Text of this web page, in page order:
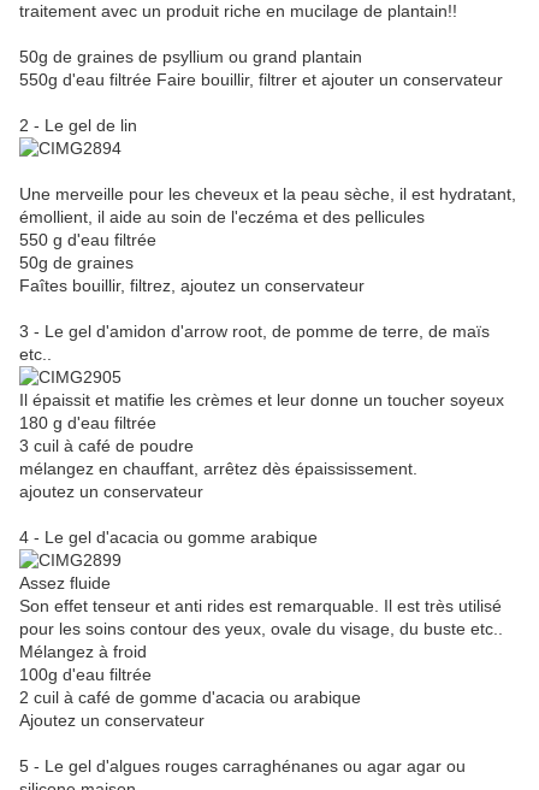
traitement avec un produit riche en mucilage de plantain!!
50g de graines de psyllium ou grand plantain
550g d'eau filtrée Faire bouillir, filtrer et ajouter un conservateur
2 - Le gel de lin
Une merveille pour les cheveux et la peau sèche, il est hydratant,
émollient, il aide au soin de l'eczéma et des pellicules
550 g d'eau filtrée
50g de graines
Faîtes bouillir, filtrez, ajoutez un conservateur
3 - Le gel d'amidon d'arrow root, de pomme de terre, de maïs
etc..
Il épaissit et matifie les crèmes et leur donne un toucher soyeux
180 g d'eau filtrée
3 cuil à café de poudre
mélangez en chauffant, arrêtez dès épaississement.
ajoutez un conservateur
4 - Le gel d'acacia ou gomme arabique
Assez fluide
Son effet tenseur et anti rides est remarquable. Il est très utilisé
pour les soins contour des yeux, ovale du visage, du buste etc..
Mélangez à froid
100g d'eau filtrée
2 cuil à café de gomme d'acacia ou arabique
Ajoutez un conservateur
5 - Le gel d'algues rouges carraghénanes ou agar agar ou